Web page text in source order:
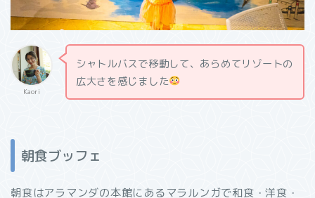
Kaori
シャトルバスで移動して、あらめてリゾートの
広大さを感じました
朝食ブッフェ
朝食はアラマンダの本館にあるマラルンガで和食・洋食・